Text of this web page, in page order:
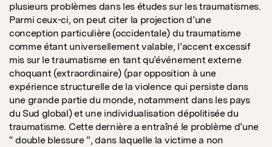
plusieurs problèmes dans les études sur les traumatismes.
Parmi ceux-ci, on peut citer la projection d’une
conception particulière (occidentale) du traumatisme
comme étant universellement valable, l’accent excessif
mis sur le traumatisme en tant qu’événement externe
choquant (extraordinaire) (par opposition à une
expérience structurelle de la violence qui persiste dans
une grande partie du monde, notamment dans les pays
du Sud global) et une individualisation dépolitisée du
traumatisme. Cette dernière a entraîné le problème d’une
“ double blessure ”, dans laquelle la victime a non